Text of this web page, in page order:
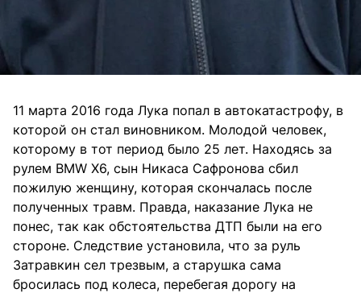
11 марта 2016 года Лука попал в автокатастрофу, в
которой он стал виновником. Молодой человек,
которому в тот период было 25 лет. Находясь за
рулем BMW X6, сын Никаса Сафронова сбил
пожилую женщину, которая скончалась после
полученных травм. Правда, наказание Лука не
понес, так как обстоятельства ДТП были на его
стороне. Следствие установила, что за руль
Затравкин сел трезвым, а старушка сама
бросилась под колеса, перебегая дорогу на